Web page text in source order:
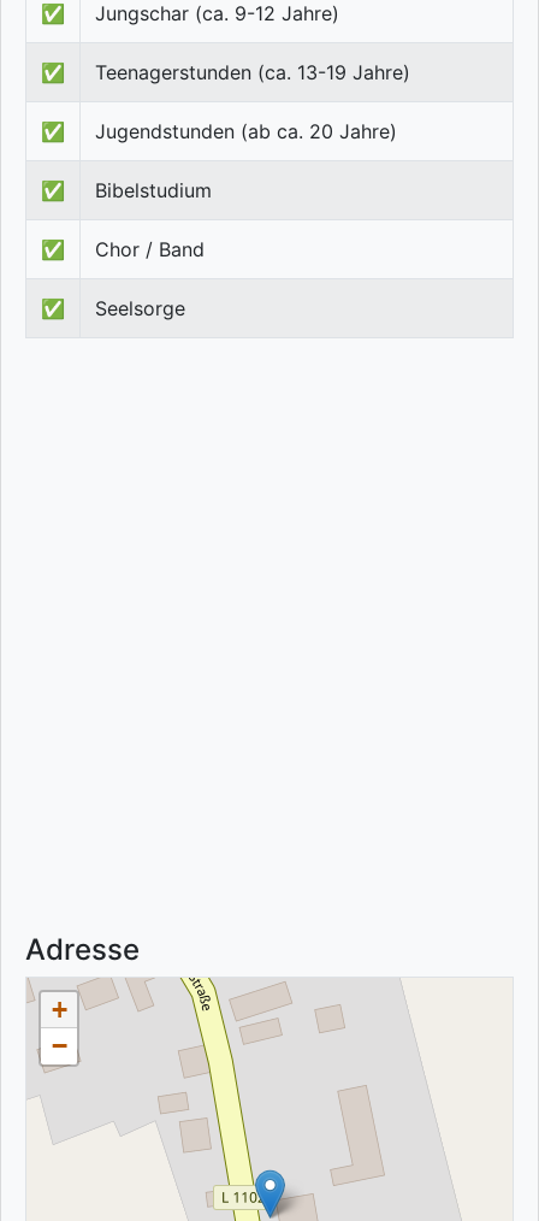
✅ Jungschar (ca. 9-12 Jahre)
✅ Teenagerstunden (ca. 13-19 Jahre)
✅ Jugendstunden (ab ca. 20 Jahre)
✅ Bibelstudium
✅ Chor / Band
✅ Seelsorge
Adresse
+
−